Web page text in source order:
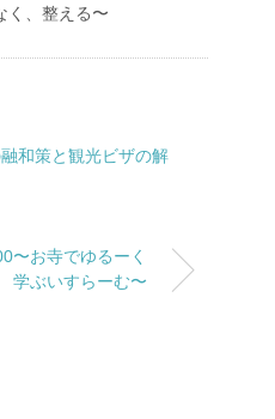
く、整える〜
和策と観光ビザの解
〜お寺でゆるーく
学ぶいすらーむ〜